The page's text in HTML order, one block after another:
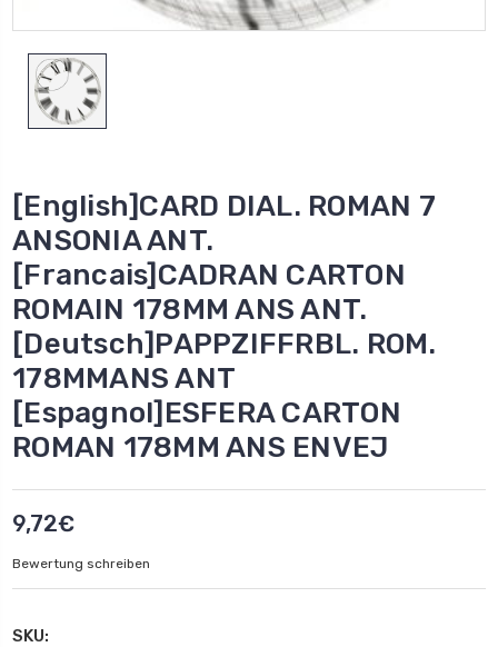
[English]CARD DIAL. ROMAN 7
ANSONIA ANT.
[Francais]CADRAN CARTON
ROMAIN 178MM ANS ANT.
[Deutsch]PAPPZIFFRBL. ROM.
178MMANS ANT
[Espagnol]ESFERA CARTON
ROMAN 178MM ANS ENVEJ
9,72€
Bewertung schreiben
SKU: